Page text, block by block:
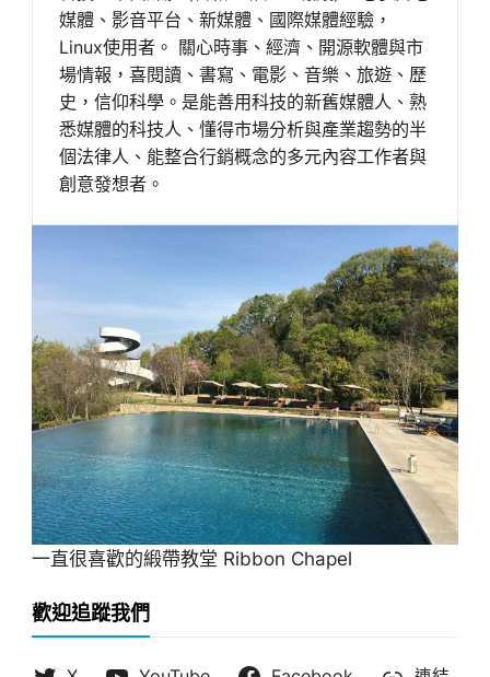
媒體、影音平台、新媒體、國際媒體經驗，
Linux使用者。 關心時事、經濟、開源軟體與市
場情報，喜閱讀、書寫、電影、音樂、旅遊、歷
史，信仰科學。是能善用科技的新舊媒體人、熟
悉媒體的科技人、懂得市場分析與產業趨勢的半
個法律人、能整合行銷概念的多元內容工作者與
創意發想者。
一直很喜歡的緞帶教堂 Ribbon Chapel
歡迎追蹤我們